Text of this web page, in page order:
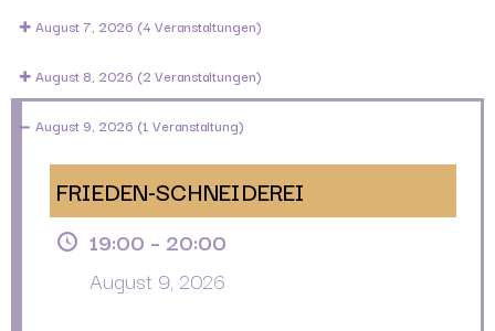
August 7, 2026 (4 Veranstaltungen)
August 8, 2026 (2 Veranstaltungen)
August 9, 2026 (1 Veranstaltung)
FRIEDEN-SCHNEIDEREI
19:00 – 20:00
August 9, 2026